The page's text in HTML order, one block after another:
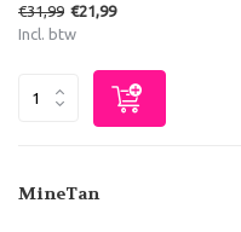
€31,99 €21,99
Incl. btw
MineTan